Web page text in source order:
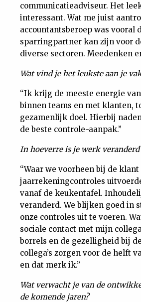
Dossiers
Nieuwsbrief
communicatieadviseur. Het
interessant. Wat me juist
accountantsberoep was vooral
sparringpartner kan zijn voor
diverse sectoren. Meedenken
Wat vind je het leukste aan je
“Ik krijg de meeste energie
binnen teams en met klanten,
gezamenlijk doel. Hierbij
de beste controle-aanpak.”
In hoeverre is je werk veranderd
“Waar we voorheen bij de klant
jaarrekeningcontroles
vanaf de keukentafel.
veranderd. We blijken goed in
onze controles uit te voeren.
sociale contact met mijn
borrels en de gezelligheid bij
collega’s zorgen voor de helft
en dat merk ik.”
Wat verwacht je van de
de komende jaren?